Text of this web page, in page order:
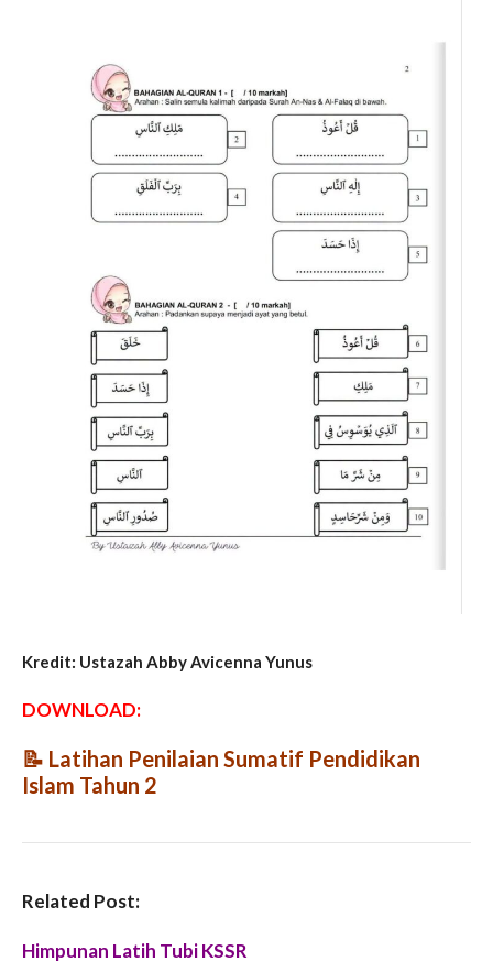
Kredit: Ustazah Abby Avicenna Yunus
DOWNLOAD:
📝 Latihan Penilaian Sumatif Pendidikan
Islam Tahun 2
Related Post:
Himpunan Latih Tubi KSSR